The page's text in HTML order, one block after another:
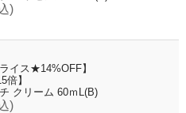
)
イス★14%OFF】
倍】
クリーム 60ｍL(B)
)